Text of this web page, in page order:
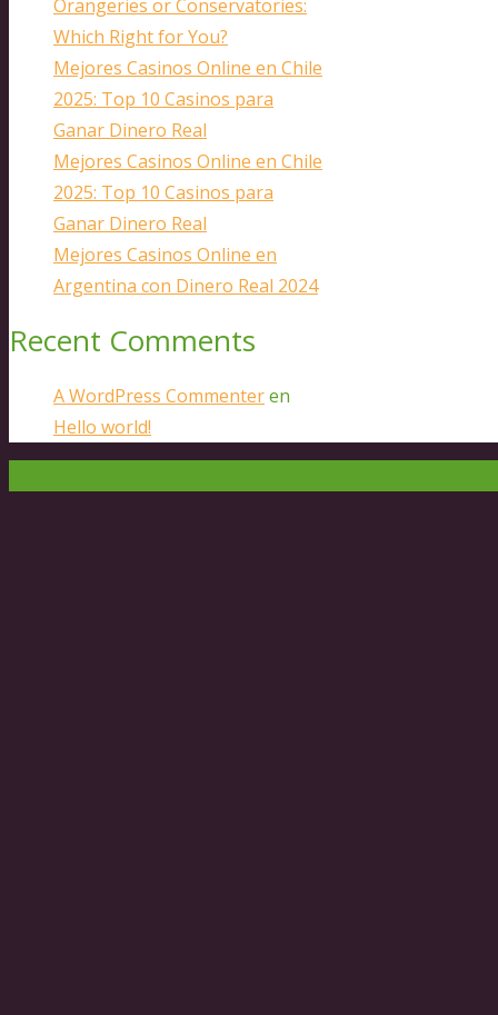
Orangeries or Conservatories:
Which Right for You?
Mejores Casinos Online en Chile
2025: Top 10 Casinos para
Ganar Dinero Real
Mejores Casinos Online en Chile
2025: Top 10 Casinos para
Ganar Dinero Real
Mejores Casinos Online en
Argentina con Dinero Real 2024
Recent Comments
A WordPress Commenteren
Hello world!